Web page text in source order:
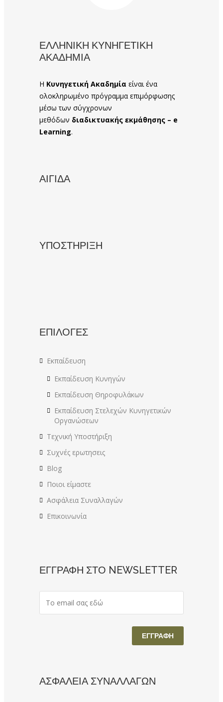
ΕΛΛΗΝΙΚΗ ΚΥΝΗΓΕΤΙΚΗ
ΑΚΑΔΗΜΙΑ
Η Κυνηγετική Ακαδημία είναι ένα
ολοκληρωμένο πρόγραμμα επιμόρφωσης
μέσω των σύγχρονων
μεθόδων διαδικτυακής εκμάθησης – e
Learning.
ΑΙΓΙΔΑ
ΥΠΟΣΤΗΡΙΞΗ
ΕΠΙΛΟΓΕΣ
Εκπαίδευση
Εκπαίδευση Κυνηγών
Εκπαίδευση Θηροφυλάκων
Εκπαίδευση Στελεχών Κυνηγετικών
Οργανώσεων
Τεχνική Υποστήριξη
Συχνές ερωτησεις
Blog
Ποιοι είμαστε
Ασφάλεια Συναλλαγών
Επικοινωνία
ΕΓΓΡΑΦΗ ΣΤΟ NEWSLETTER
ΑΣΦΑΛΕΙΑ ΣΥΝΑΛΛΑΓΩΝ